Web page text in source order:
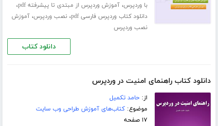
با وردپرس،آموزش وردپرس از مبتدی تا پیشرفته pdf ،
دانلود کتاب وردپرس فارسی pdf ،نصب وردپرس،آموزش
نصب وردپرس
دانلود کتاب
دانلود کتاب راهنمای امنیت در وردپرس
از:حامد تکمیل
موضوع:کتاب‌های آموزش طراحی وب سایت
۱۷ صفحه